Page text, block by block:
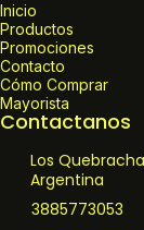
Inicio
Productos
Promociones
Contacto
Cómo Comprar
Mayorista
Contactanos
Los
Argentina
3885773053